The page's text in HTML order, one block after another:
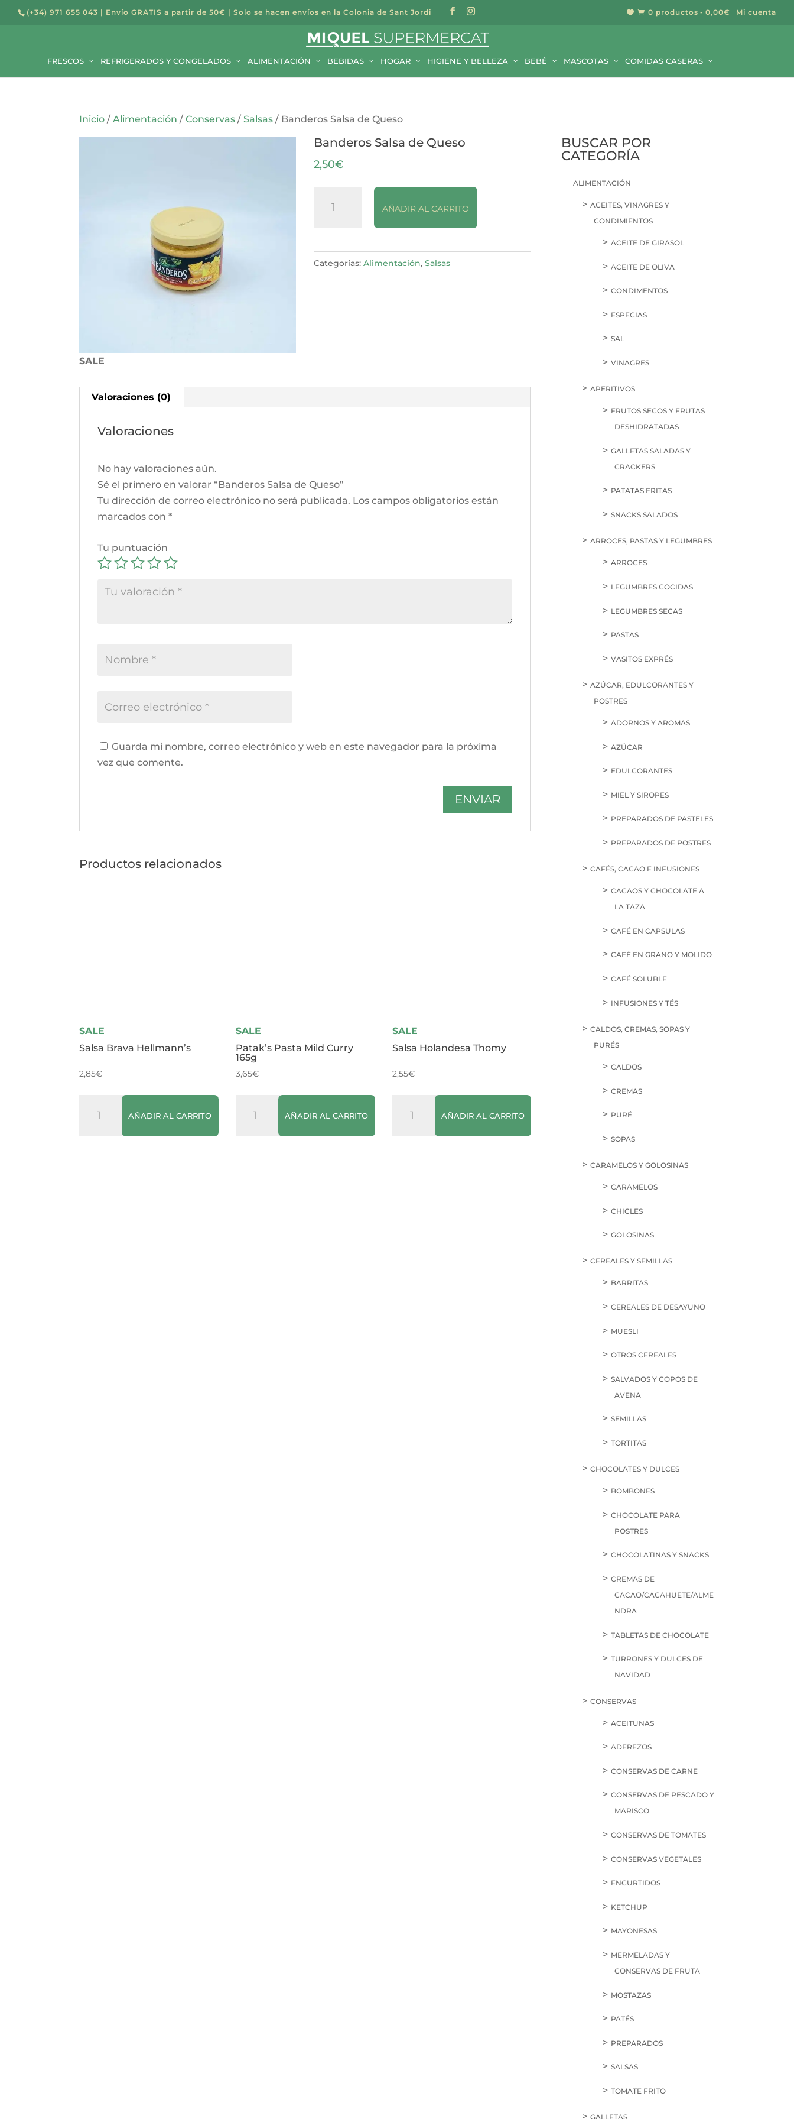
(+34) 971 655 043 | Envío GRATIS a partir de 50€ | Solo se hacen envíos en la Colonia de Sant Jordi Mi cuenta
  0 productos 0,00€
FRESCOS REFRIGERADOS Y CONGELADOS ALIMENTACIÓN BEBIDAS HOGAR HIGIENE Y BELLEZA BEBÉ MASCOTAS COMIDAS CASERAS
productos
Inicio /Alimentación /Conservas /Salsas / Banderos Salsa de Queso
SALE
Banderos Salsa de Queso
2,50€
Salsa
cantidad
AÑADIR AL CARRITO
Categorías:Alimentación,Salsas
Valoraciones (0)
Valoraciones
No hay valoraciones aún.
Sé el primero en valorar “Banderos Salsa de Queso”
Tu dirección de correo electrónico no será publicada. Los campos obligatorios están
marcados con*
Tu puntuación
Guarda mi nombre, correo electrónico y web en este navegador para la próxima
vez que comente.
Productos relacionados
SALE
Salsa Brava Hellmann’s
2,85€
Brava
Hellmann's
AÑADIR AL CARRITO
SALE
Patak’s Pasta Mild Curry
165g
3,65€
Pasta
AÑADIR AL CARRITO
SALE
Salsa Holandesa Thomy
2,55€
HolandesaAÑADIR AL CARRITO
BUSCAR POR
CATEGORÍA
ALIMENTACIÓN
ACEITES, VINAGRES Y
CONDIMIENTOS
ACEITE DE GIRASOL
ACEITE DE OLIVA
CONDIMENTOS
ESPECIAS
SAL
VINAGRES
APERITIVOS
FRUTOS SECOS Y FRUTAS
DESHIDRATADAS
GALLETAS SALADAS Y
CRACKERS
PATATAS FRITAS
SNACKS SALADOS
ARROCES, PASTAS Y LEGUMBRES
ARROCES
LEGUMBRES COCIDAS
LEGUMBRES SECAS
PASTAS
VASITOS EXPRÉS
AZÚCAR, EDULCORANTES Y
POSTRES
ADORNOS Y AROMAS
AZÚCAR
EDULCORANTES
MIEL Y SIROPES
PREPARADOS DE PASTELES
PREPARADOS DE POSTRES
CAFÉS, CACAO E INFUSIONES
CACAOS Y CHOCOLATE A
LA TAZA
CAFÉ EN CAPSULAS
CAFÉ EN GRANO Y MOLIDO
CAFÉ SOLUBLE
INFUSIONES Y TÉS
CALDOS, CREMAS, SOPAS Y
PURÉS
CALDOS
CREMAS
PURÉ
SOPAS
CARAMELOS Y GOLOSINAS
CARAMELOS
CHICLES
GOLOSINAS
CEREALES Y SEMILLAS
BARRITAS
CEREALES DE DESAYUNO
MUESLI
OTROS CEREALES
SALVADOS Y COPOS DE
AVENA
SEMILLAS
TORTITAS
CHOCOLATES Y DULCES
BOMBONES
CHOCOLATE PARA
POSTRES
CHOCOLATINAS Y SNACKS
CREMAS DE
CACAO/CACAHUETE/ALME
NDRA
TABLETAS DE CHOCOLATE
TURRONES Y DULCES DE
NAVIDAD
CONSERVAS
ACEITUNAS
ADEREZOS
CONSERVAS DE CARNE
CONSERVAS DE PESCADO Y
MARISCO
CONSERVAS DE TOMATES
CONSERVAS VEGETALES
ENCURTIDOS
KETCHUP
MAYONESAS
MERMELADAS Y
CONSERVAS DE FRUTA
MOSTAZAS
PATÉS
PREPARADOS
SALSAS
TOMATE FRITO
GALLETAS